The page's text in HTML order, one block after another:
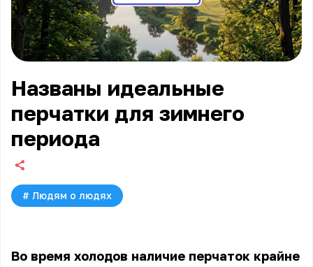
Названы идеальные
перчатки для зимнего
периода
# Людям о людях
Во время холодов наличие перчаток крайне